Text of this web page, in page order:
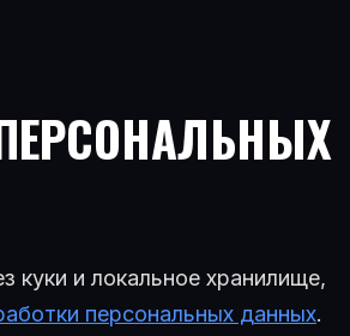
куки и локальное хранилище,
персональных данных.